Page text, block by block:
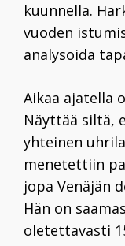
kuunnella.
vuoden
analysoida
Aikaa ajatella
Näyttää siltä,
yhteinen
menetettiin
jopa Venäjän
Hän on
oletettavasti